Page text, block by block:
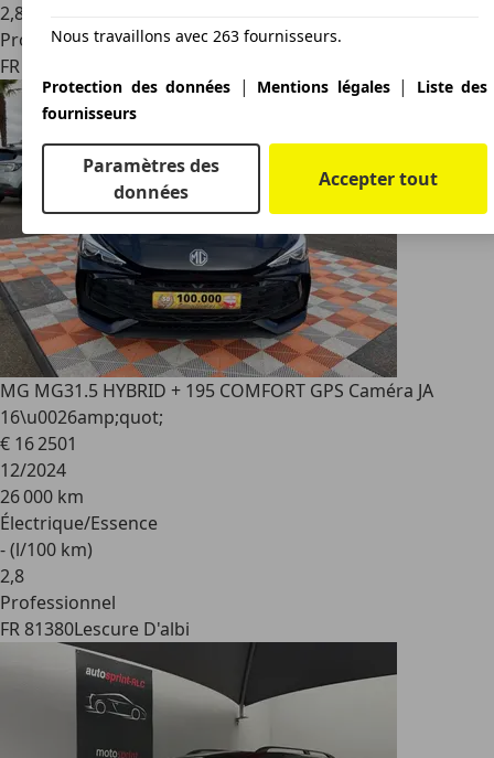
2,8
Professionnel
FR 23000
MG MG31.5 HYBRID + 195 COMFORT GPS Caméra JA
16\u0026amp;quot;
€ 16 2501
12/2024
26 000 km
Électrique/Essence
- (l/100 km)
2,8
Professionnel
FR 81380Lescure D'albi
Nous travaillons avec 263 fournisseurs.
Protection des données | Mentions légales|
Liste des
fournisseurs
Paramètres des
données
Accepter tout